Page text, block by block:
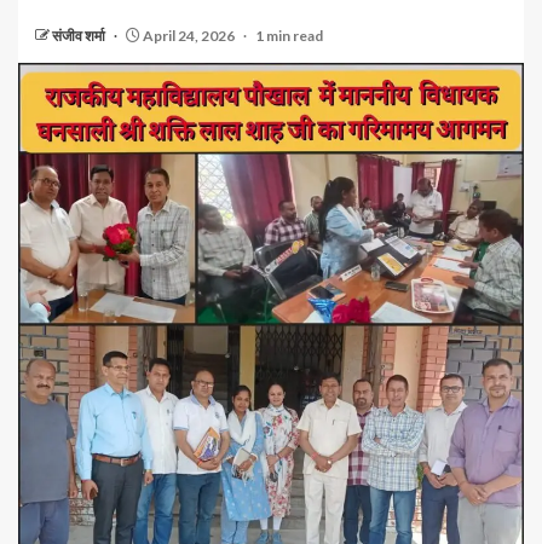
संजीव शर्मा April 24, 2026 1 min read